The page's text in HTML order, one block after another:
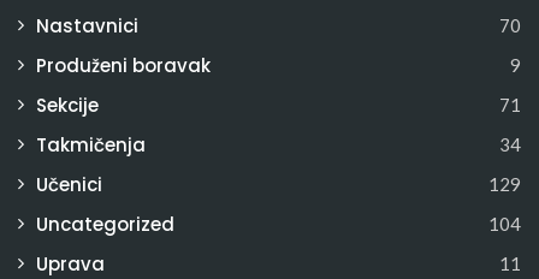
Nastavnici 70
Produženi boravak 9
Sekcije 71
Takmičenja 34
Učenici 129
Uncategorized 104
Uprava 11